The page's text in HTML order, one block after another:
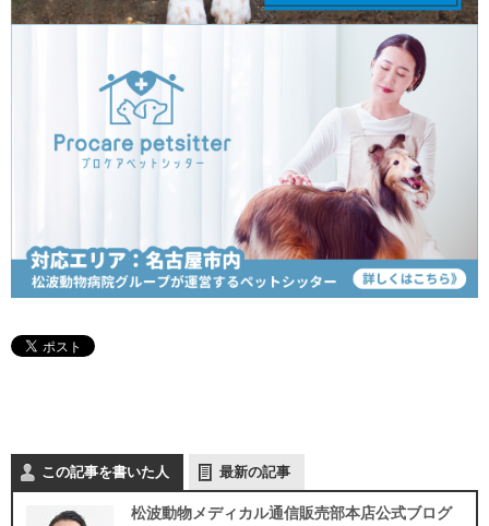
この記事を書いた人 最新の記事
松波動物メディカル通信販売部本店公式ブログ